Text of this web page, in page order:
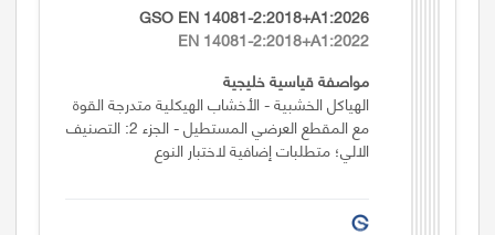
GSO EN 14081-2:2018+A1:2026
EN 14081-2:2018+A1:2022
مواصفة قياسية خليجية
الهياكل الخشبية - الأخشاب الهيكلية متدرجة القوة
مع المقطع العرضي المستطيل - الجزء 2: التصنيف
الالي؛ متطلبات إضافية لاختبار النوع